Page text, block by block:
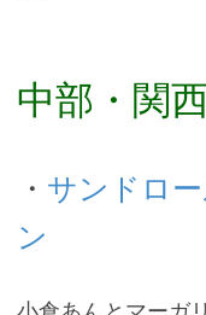
中部・関
・ サンドロ
ン